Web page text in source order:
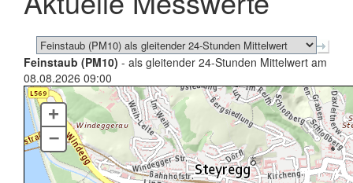
Feinstaub (PM10) - als gleitender 24-Stunden Mittelwert am
08.08.2026 09:00
+
–